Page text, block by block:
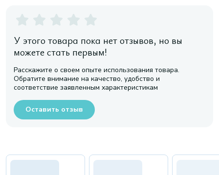
У этого товара пока нет отзывов, но вы
можете стать первым!
Расскажите о своем опыте использования товара.
Обратите внимание на качество, удобство и
соответствие заявленным характеристикам
Оставить отзыв